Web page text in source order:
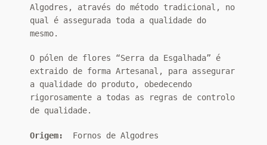
Algodres, através do método tradicional, no
qual é assegurada toda a qualidade do
mesmo.
O pólen de flores “Serra da Esgalhada” é
extraido de forma Artesanal, para assegurar
a qualidade do produto, obedecendo
rigorosamente a todas as regras de controlo
de qualidade.
Origem: Fornos de Algodres